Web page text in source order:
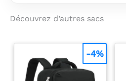
Découvrez d’autres sacs
-4%